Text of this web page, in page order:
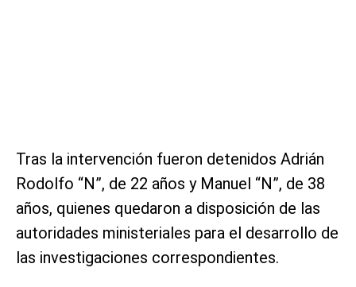
Tras la intervención fueron detenidos Adrián
Rodolfo “N”, de 22 años y Manuel “N”, de 38
años, quienes quedaron a disposición de las
autoridades ministeriales para el desarrollo de
las investigaciones correspondientes.